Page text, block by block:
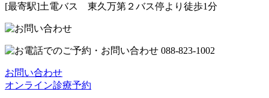
[最寄駅]土電バス 東久万第２バス停より徒歩1分
お問い合わせ
オンライン診療予約